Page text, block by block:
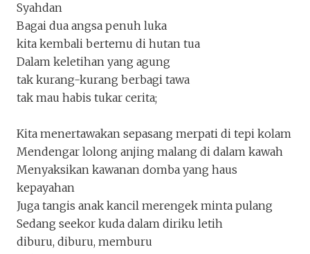
aldyalmahfudzi
Penakota.id
Syahdan
Bagai dua angsa penuh luka
kita kembali bertemu di hutan tua
Dalam keletihan yang agung
tak kurang-kurang berbagi tawa
tak mau habis tukar cerita;
Kita menertawakan sepasang merpati di tepi kolam
Mendengar lolong anjing malang di dalam kawah
Menyaksikan kawanan domba yang haus
kepayahan
Juga tangis anak kancil merengek minta pulang
Sedang seekor kuda dalam diriku letih
diburu, diburu, memburu